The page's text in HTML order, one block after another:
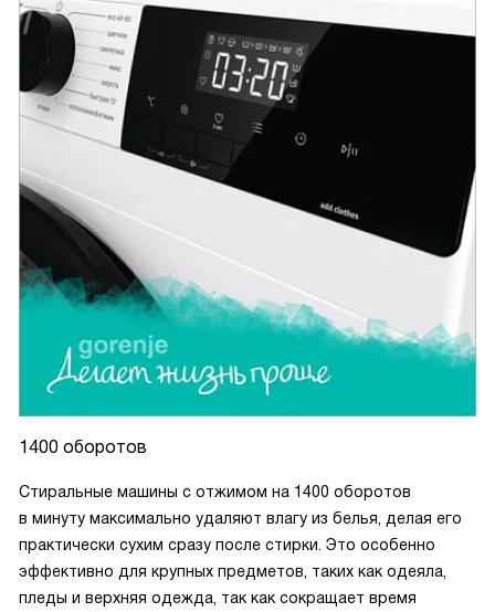
1400 оборотов
Стиральные машины с отжимом на 1400 оборотов
в минуту максимально удаляют влагу из белья, делая его
практически сухим сразу после стирки. Это особенно
эффективно для крупных предметов, таких как одеяла,
пледы и верхняя одежда, так как сокращает время